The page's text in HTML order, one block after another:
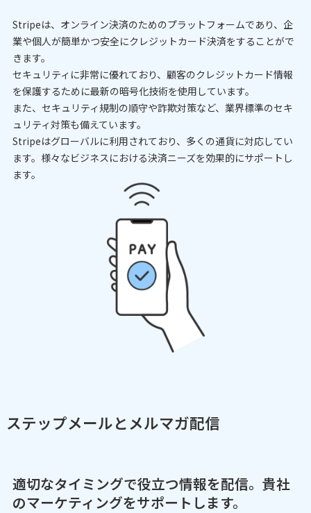
Stripeは、オンライン決済のためのプラットフォームであり、企
業や個人が簡単かつ安全にクレジットカード決済をすることがで
きます。
セキュリティに非常に優れており、顧客のクレジットカード情報
を保護するために最新の暗号化技術を使用しています。
また、セキュリティ規制の順守や詐欺対策など、業界標準のセキ
ュリティ対策も備えています。
Stripeはグローバルに利用されており、多くの通貨に対応してい
ます。様々なビジネスにおける決済ニーズを効果的にサポートし
ます。
ステップメールとメルマガ配信
適切なタイミングで役立つ情報を配信。貴社
のマーケティングをサポートします。